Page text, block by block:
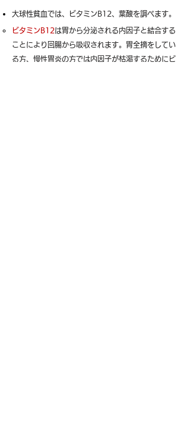
大球性貧血では、ビタミンB12、葉酸を調べます。
ビタミンB12は胃から分泌される内因子と結合する
ことにより回腸から吸収されます。胃全摘をしてい
る方、慢性胃炎の方では内因子が枯渇するためにビ